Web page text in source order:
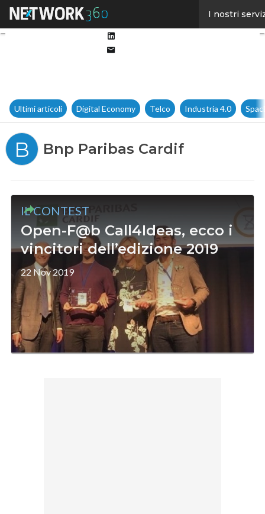
I nostri
Ultimi articoli Digital Economy Telco Industria 4.0
B Bnp Paribas Cardif
IL CONTEST
Open-F@b Call4Ideas, ecco i
vincitori dell’edizione 2019
22 Nov 2019